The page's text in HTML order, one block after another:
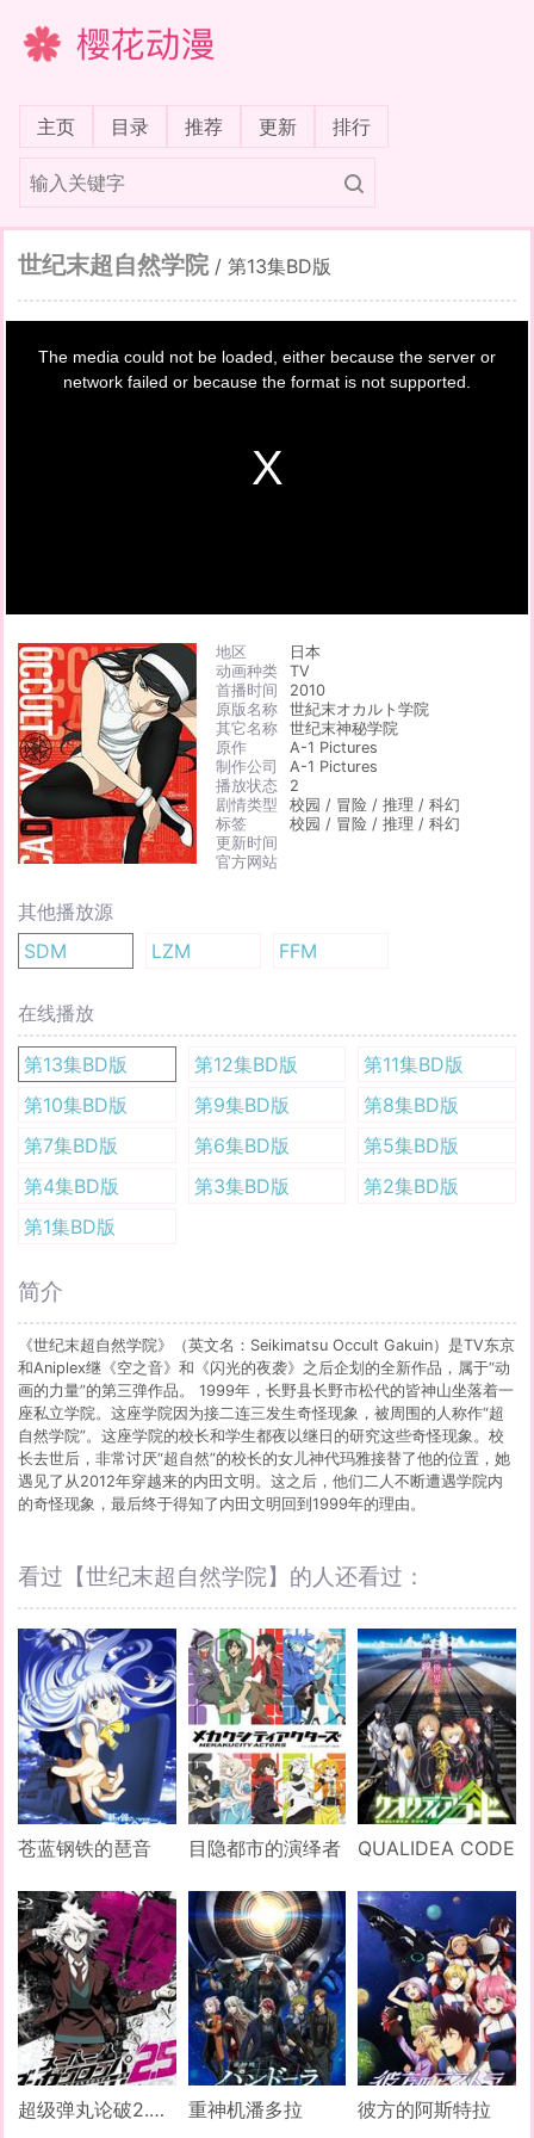
樱花动漫
主页(current)
目录 推荐 更新 排行
世纪末超自然学院/ 第13集BD版
地区
日本
动画种类
TV
首播时间
2010
原版名称
世紀末オカルト学院
其它名称
世纪末神秘学院
原作
A-1 Pictures
制作公司
A-1 Pictures
播放状态
2
剧情类型
校园 / 冒险 / 推理 / 科幻
标签
校园 / 冒险 / 推理 / 科幻
更新时间
官方网站
其他播放源
SDM
LZM FFM
在线播放
第13集BD版 第12集BD版
第11集BD版
第10集BD版
第9集BD版
第8集BD版
第7集BD版
第6集BD版
第5集BD版
第4集BD版
第3集BD版
第2集BD版
第1集BD版
简介
《世纪末超自然学院》（英文名：Seikimatsu Occult Gakuin）是TV东京
和Aniplex继《空之音》和《闪光的夜袭》之后企划的全新作品，属于“动
画的力量”的第三弹作品。 1999年，长野县长野市松代的皆神山坐落着一
座私立学院。这座学院因为接二连三发生奇怪现象，被周围的人称作“超
自然学院”。这座学院的校长和学生都夜以继日的研究这些奇怪现象。校
长去世后，非常讨厌“超自然”的校长的女儿神代玛雅接替了他的位置，她
遇见了从2012年穿越来的内田文明。这之后，他们二人不断遭遇学院内
的奇怪现象，最后终于得知了内田文明回到1999年的理由。
看过【世纪末超自然学院】的人还看过：
苍蓝钢铁的琶音 目隐都市的演绎者 QUALIDEA CODE
超级弹丸论破2.5 狛枝凪斗与世界的破坏者 重神机潘多拉 彼方的阿斯特拉